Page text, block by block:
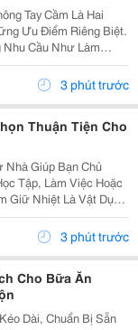
Tay Cầm Là Hai
Ưu Điểm Riêng Biệt.
Cầu Như Làm
Lịch. Hãy Cùng
Để Lựa Chọn Chiếc Ly
3 phút trước
Thuận Tiện Cho
Giúp Bạn Chủ
Tập, Làm Việc Hoặc
Giữ Nhiệt Là Vật Dụng
Ăn Ngăn Nắp Và
3 phút trước
Cho Bữa Ăn
Dài, Chuẩn Bị Sẵn